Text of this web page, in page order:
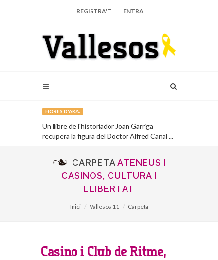
REGISTRA'T ENTRA
HORES D'ARA:
Un llibre de l'historiador Joan Garriga
recupera la figura del Doctor Alfred Canal ...
CARPETAATENEUS I
CASINOS, CULTURA I
LLIBERTAT
Inici Vallesos 11 Carpeta
Casino i Club de Ritme,